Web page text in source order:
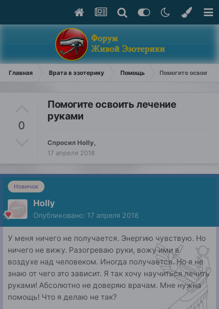
Главная Врата в эзотерику Помощь Помогите освоить
0
Помогите освоить лечение
руками
Спросил Holly,
17 апреля 2018
Новичок
Holly
Опубликовано: 17 апреля 2018
У меня ничего не получается. Энергию чувствую. Но
ничего не вижу. Разогреваю руки, вожу ими в
воздухе над человеком. Иногда получается. Но я не
знаю от чего это зависит. Я так хочу научиться лечить
руками! Абсолютно не доверяю врачам. Мне нужна
помощь! Что я делаю не так?